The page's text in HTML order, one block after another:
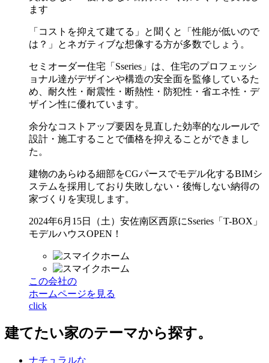
ます
「コストを抑えて建てる」と聞くと「性能が低いので
は？」とネガティブな想像する方が多数でしょう。
セミオーダー住宅「Sseries」は、住宅のプロフェッシ
ョナル達がデザインや構造の安全面を監修しているた
め、耐久性・耐震性・断熱性・防犯性・省エネ性・デ
ザイン性に優れています。
余分なコストアップ要因を見直した効率的なルールで
設計・施工することで価格を抑えることができまし
た。
建物のあらゆる細部をCGパースでモデル化するBIMシ
ステムを採用しており失敗しない・後悔しない納得の
家づくりを実現します。
2024年6月15日（土）安佐南区西原にSseries「T-BOX」
モデルハウスOPEN！
この会社の
ホームページを見る
click
建てたい家のテーマから探す。
ナチュラルな